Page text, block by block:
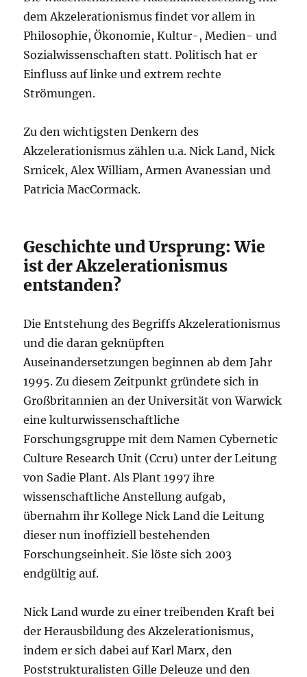
dem Akzelerationismus findet vor allem in
Philosophie, Ökonomie, Kultur-, Medien- und
Sozialwissenschaften statt. Politisch hat er
Einfluss auf linke und extrem rechte
Strömungen.
Zu den wichtigsten Denkern des
Akzelerationismus zählen u.a. Nick Land, Nick
Srnicek, Alex William, Armen Avanessian und
Patricia MacCormack.
Geschichte und Ursprung: Wie
ist der Akzelerationismus
entstanden?
Die Entstehung des Begriffs Akzelerationismus
und die daran geknüpften
Auseinandersetzungen beginnen ab dem Jahr
1995. Zu diesem Zeitpunkt gründete sich in
Großbritannien an der Universität von Warwick
eine kulturwissenschaftliche
Forschungsgruppe mit dem Namen Cybernetic
Culture Research Unit (Ccru) unter der Leitung
von Sadie Plant. Als Plant 1997 ihre
wissenschaftliche Anstellung aufgab,
übernahm ihr Kollege Nick Land die Leitung
dieser nun inoffiziell bestehenden
Forschungseinheit. Sie löste sich 2003
endgültig auf.
Nick Land wurde zu einer treibenden Kraft bei
der Herausbildung des Akzelerationismus,
indem er sich dabei auf Karl Marx, den
Poststrukturalisten Gille Deleuze und den